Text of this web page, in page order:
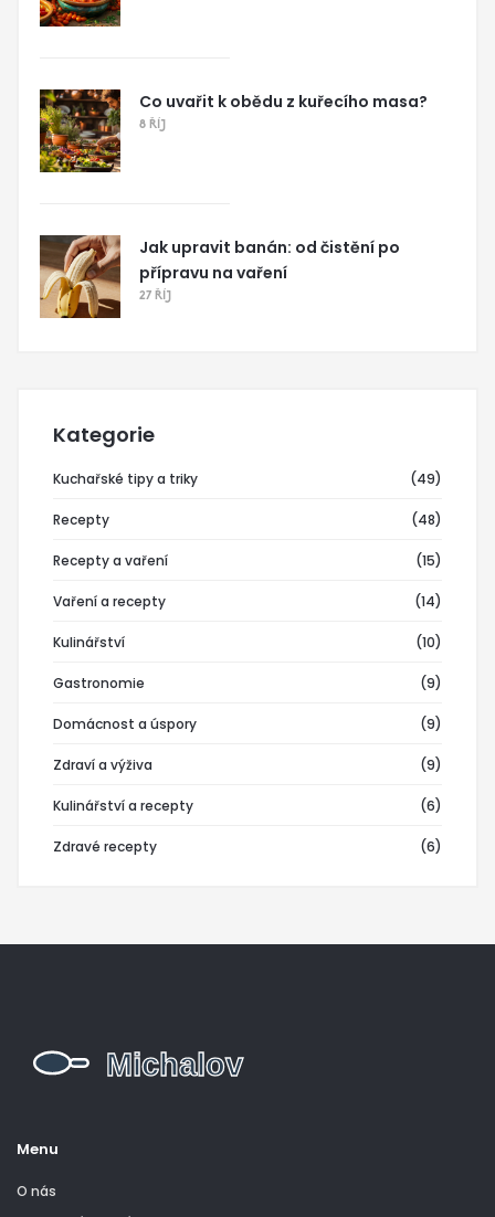
Co uvařit k obědu z kuřecího masa?
8 ŘÍJ
Jak upravit banán: od čistění po
přípravu na vaření
27 ŘÍJ
Kategorie
Kuchařské tipy a triky (49)
Recepty (48)
Recepty a vaření (15)
Vaření a recepty (14)
Kulinářství (10)
Gastronomie (9)
Domácnost a úspory (9)
Zdraví a výživa (9)
Kulinářství a recepty (6)
Zdravé recepty (6)
Menu
O nás